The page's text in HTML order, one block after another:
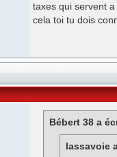
taxes qui servent
cela toi tu dois
Bébert 38 a
lassavoie